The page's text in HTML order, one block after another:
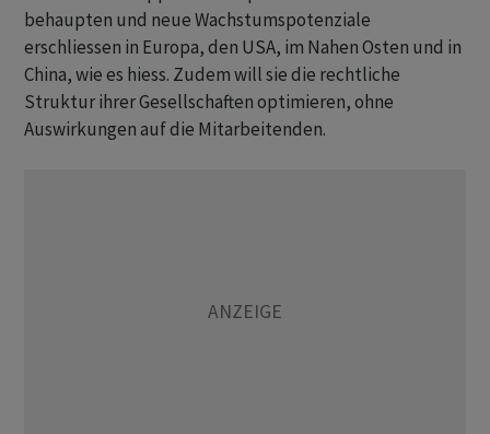
behaupten und neue Wachstumspotenziale
erschliessen in Europa, den USA, im Nahen Osten und in
China, wie es hiess. Zudem will sie die rechtliche
Struktur ihrer Gesellschaften optimieren, ohne
Auswirkungen auf die Mitarbeitenden.